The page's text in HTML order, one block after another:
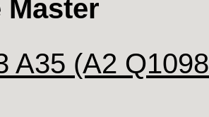
A35 (A2